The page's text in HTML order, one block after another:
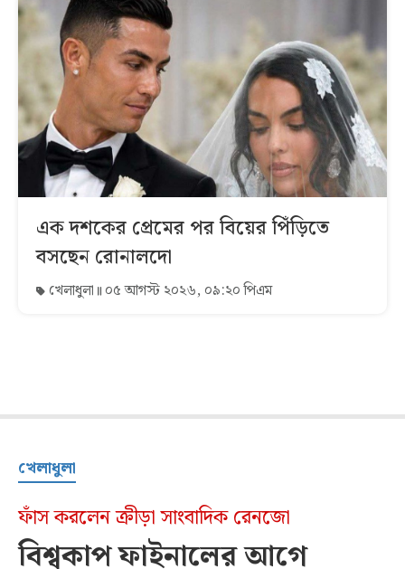
এক দশকের প্রেমের পর বিয়ের পিঁড়িতে
বসছেন রোনালদো
খেলাধুলা ০৫ আগস্ট ২০২৬, ০৯:২০ পিএম
খেলাধুলা
ফাঁস করলেন ক্রীড়া সাংবাদিক রেনজো
বিশ্বকাপ ফাইনালের আগে